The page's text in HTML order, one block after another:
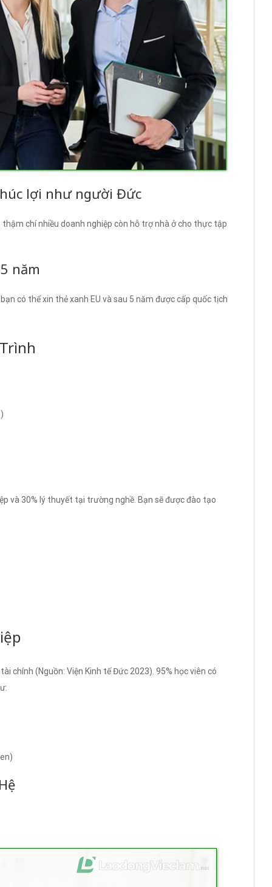
lợi như người Đức
chí nhiều doanh nghiệp còn hỗ trợ nhà ở cho thực tập
năm
có thể xin thẻ xanh EU và sau 5 năm được cấp quốc tịch
và 30% lý thuyết tại trường nghề. Bạn sẽ được đào tạo
chính (Nguồn: Viện Kinh tế Đức 2023). 95% học viên có